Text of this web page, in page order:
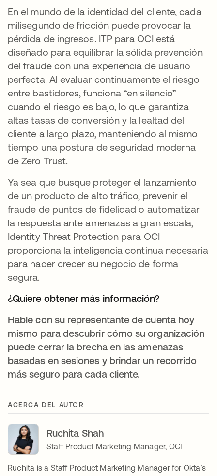
En el mundo de la identidad del cliente, cada
milisegundo de fricción puede provocar la
pérdida de ingresos. ITP para OCI está
diseñado para equilibrar la sólida prevención
del fraude con una experiencia de usuario
perfecta. Al evaluar continuamente el riesgo
entre bastidores, funciona “en silencio”
cuando el riesgo es bajo, lo que garantiza
altas tasas de conversión y la lealtad del
cliente a largo plazo, manteniendo al mismo
tiempo una postura de seguridad moderna
de Zero Trust.
Ya sea que busque proteger el lanzamiento
de un producto de alto tráfico, prevenir el
fraude de puntos de fidelidad o automatizar
la respuesta ante amenazas a gran escala,
Identity Threat Protection para OCI
proporciona la inteligencia continua necesaria
para hacer crecer su negocio de forma
segura.
¿Quiere obtener más información?
Hable con su representante de cuenta hoy
mismo para descubrir cómo su organización
puede cerrar la brecha en las amenazas
basadas en sesiones y brindar un recorrido
más seguro para cada cliente.
ACERCA DEL AUTOR
Ruchita Shah
Staff Product Marketing Manager, OCI
Ruchita is a Staff Product Marketing Manager for Okta’s